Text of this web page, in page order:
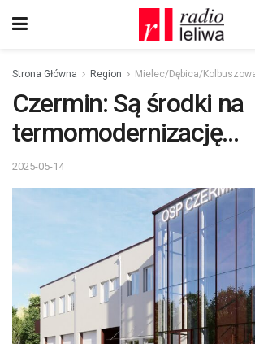
Strona Główna Region Mielec/Dębica/
Czermin: Są środki na
termomodernizację…
2025-05-14